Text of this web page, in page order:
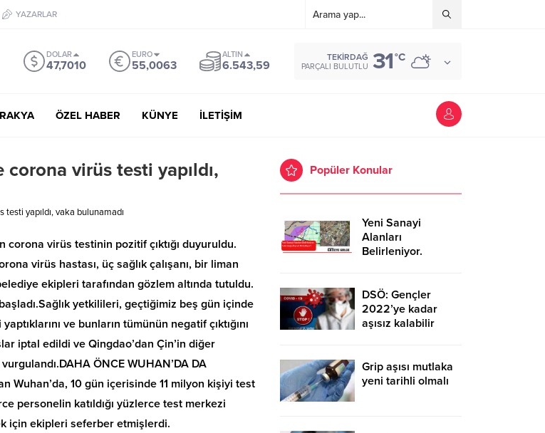
YAZARLAR
DOLAR
47,7010
EURO
55,0063
ALTIN
6.543,59
TEKIRDAĞ
PARÇALI BULUTLU 31°C
ÖZEL HABER KÜNYE İLETİŞİM
virüs testi yapıldı,
yapıldı, vaka bulunamadı
virüs testinin pozitif çıktığı duyuruldu.
virüs hastası, üç sağlık çalışanı, bir liman
ekipleri tarafından gözlem altında tutuldu.
yetkilileri, geçtiğimiz beş gün içinde
ve bunların tümünün negatif çıktığını
iptal edildi ve Qingdao’dan Çin’in diğer
ÖNCE WUHAN’DA DA
Wuhan’da, 10 gün içerisinde 11 milyon kişiyi test
personelin katıldığı yüzlerce test merkezi
için ekipleri seferber etmişlerdi.
Popüler Konular
Yeni Sanayi
Alanları
Belirleniyor.
DSÖ: Gençler
2022’ye kadar
aşısız kalabilir
Grip aşısı mutlaka
yeni tarihli olmalı